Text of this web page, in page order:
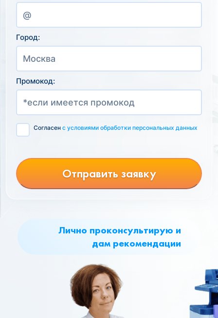
Лично проконсультирую и
дам рекомендации
Город:
Промокод:
Согласен с условиями обработки персональных данных
Отправить заявку